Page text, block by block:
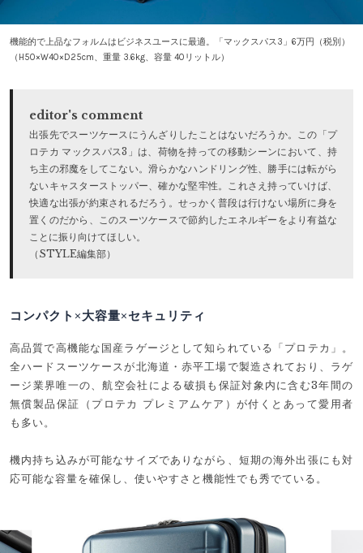
機能的で上品なフォルムはビジネスユースに最適。「マックスパス3」6万円（税別）
（H50×W40×D25cm、重量 3.6kg、容量 40リットル）
editor's comment
出張先でスーツケースにうんざりしたことはないだろうか。この「プ
ロテカ マックスパス3」は、荷物を持っての移動シーンにおいて、持
ち主の邪魔をしてこない。滑らかなハンドリング性、勝手には転がら
ないキャスターストッパー、確かな堅牢性。これさえ持っていけば、
快適な出張が約束されるだろう。せっかく普段は行けない場所に身を
置くのだから、このスーツケースで節約したエネルギーをより有益な
ことに振り向けてほしい。
（STYLE編集部）
コンパクト×大容量×セキュリティ
高品質で高機能な国産ラゲージとして知られている「プロテカ」。
全ハードスーツケースが北海道・赤平工場で製造されており、ラゲ
ージ業界唯一の、航空会社による破損も保証対象内に含む3年間の
無償製品保証（プロテカ プレミアムケア）が付くとあって愛用者
も多い。
機内持ち込みが可能なサイズでありながら、短期の海外出張にも対
応可能な容量を確保し、使いやすさと機能性でも秀でている。